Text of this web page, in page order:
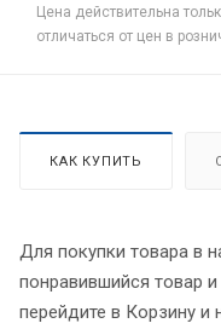
Цена действительна
отличаться от цен в
КАК КУПИТЬ
Для покупки товара в
понравившийся товар
перейдите в Корзину и